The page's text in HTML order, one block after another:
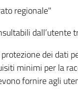
regionale"
dall’utente
dei dati
minimi per la
fornire agli